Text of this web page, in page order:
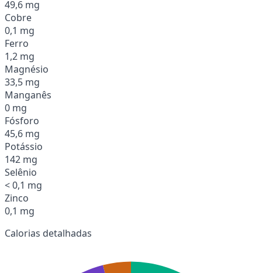
49,6 mg
Cobre
0,1 mg
Ferro
1,2 mg
Magnésio
33,5 mg
Manganês
0 mg
Fósforo
45,6 mg
Potássio
142 mg
Selênio
< 0,1 mg
Zinco
0,1 mg
Calorias detalhadas